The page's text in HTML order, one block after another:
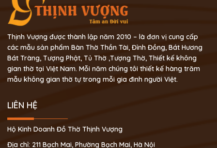
Thịnh Vượng được thành lập năm 2010 – là đơn vị cung cấp
các mẫu sản phẩm Bàn Thờ Thần Tài, Đỉnh Đồng, Bát Hương
Bát Tràng, Tượng Phật, Tủ Thờ ,Tượng Thờ, Thiết kế không
gian thờ tại Việt Nam. Mỗi năm chúng tôi thiết kế hàng trăm
mẫu không gian thờ tự trong mỗi gia đình người Việt.
LIÊN HỆ
Hộ Kinh Doanh Đồ Thờ Thịnh Vượng
Địa chỉ: 211 Bạch Mai, Phường Bạch Mai, Hà Nội